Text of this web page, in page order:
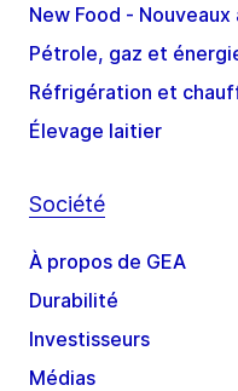
New Food -
Pétrole, gaz et
Réfrigération et
Élevage laitier
Société
À propos de GEA
Durabilité
Investisseurs
Médias